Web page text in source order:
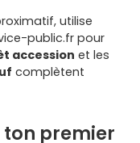
utilise
public.fr pour
accession et les
complètent
ton premier